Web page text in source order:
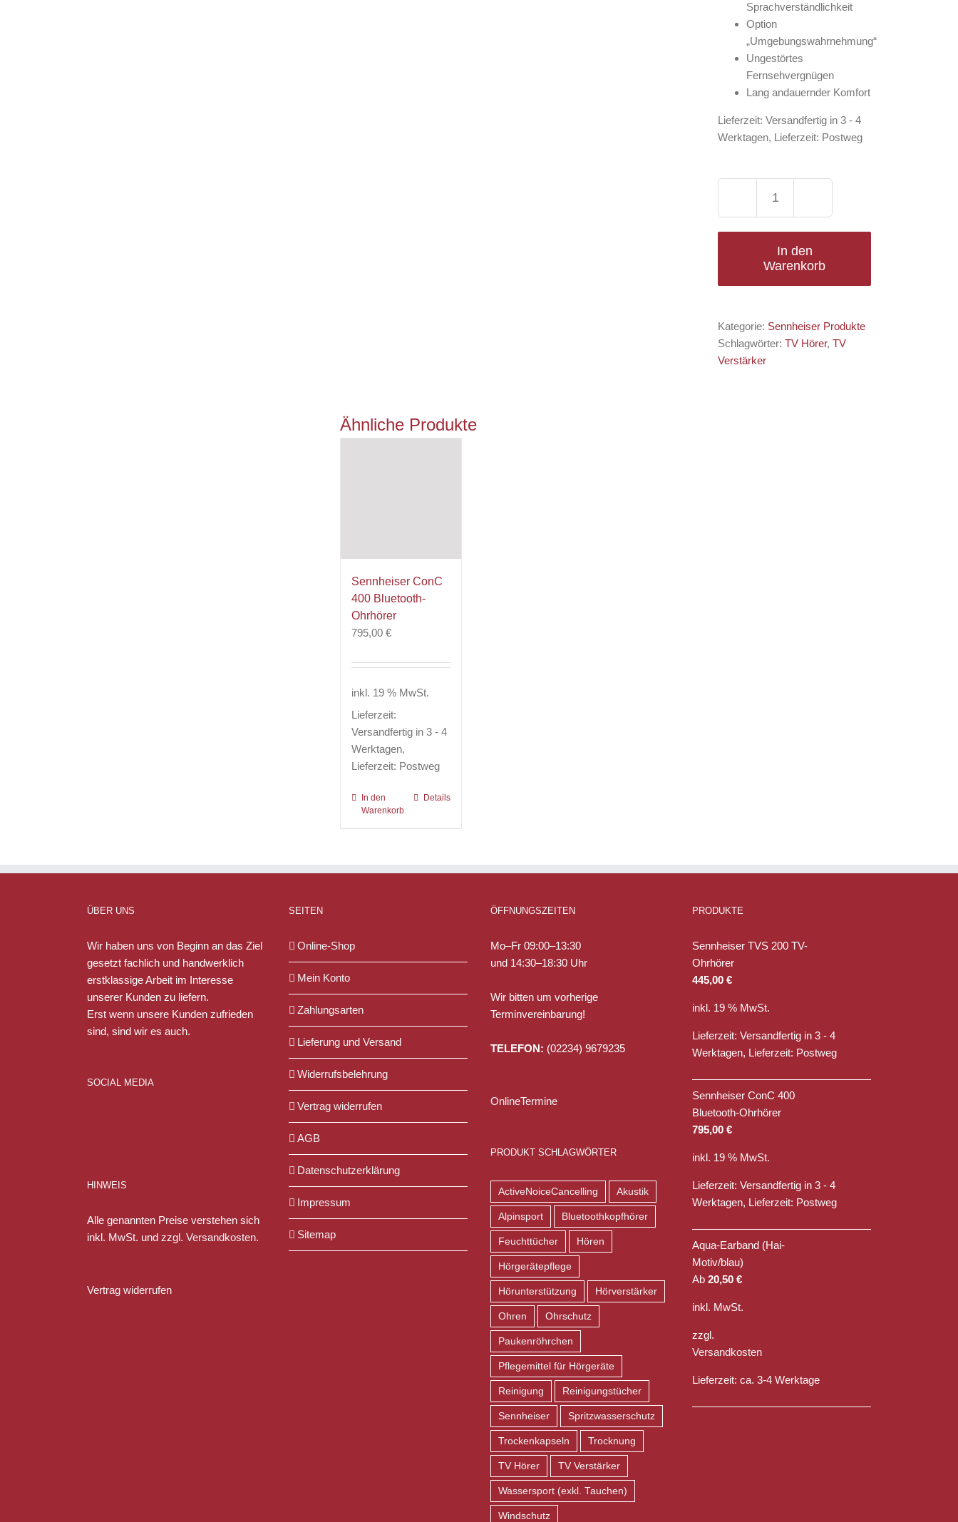
Sprachverständlichkeit
Option
„Umgebungswahrnehmung“
Ungestörtes
Fernsehvergnügen
Lang andauernder Komfort
Lieferzeit: Versandfertig in 3 - 4
Werktagen, Lieferzeit: Postweg
Sennheiser
TV-
Ohrhörer
In den
Warenkorb
Kategorie: Sennheiser Produkte
Schlagwörter: TV Hörer, TV
Verstärker
Ähnliche Produkte
Sennheiser ConC
400 Bluetooth-
Ohrhörer
795,00 €
inkl. 19 % MwSt.
Lieferzeit:
Versandfertig in 3 - 4
Werktagen,
Lieferzeit: Postweg
In den
Warenkorb
Details
ÜBER UNS
Wir haben uns von Beginn an das Ziel
gesetzt fachlich und handwerklich
erstklassige Arbeit im Interesse
unserer Kunden zu liefern.
Erst wenn unsere Kunden zufrieden
sind, sind wir es auch.
SOCIAL MEDIA
HINWEIS
Alle genannten Preise verstehen sich
inkl. MwSt. und zzgl. Versandkosten.
Vertrag widerrufen
SEITEN
Online-Shop
Mein Konto
Zahlungsarten
Lieferung und Versand
Widerrufsbelehrung
Vertrag widerrufen
AGB
Datenschutzerklärung
Impressum
Sitemap
ÖFFNUNGSZEITEN
Mo–Fr 09:00–13:30
und 14:30–18:30 Uhr
Wir bitten um vorherige
Terminvereinbarung!
TELEFON: (02234) 9679235
OnlineTermine
PRODUKT SCHLAGWÖRTER
ActiveNoiceCancelling Akustik
Alpinsport Bluetoothkopfhörer
Feuchttücher Hören
Hörgerätepflege
Hörunterstützung Hörverstärker
Ohren Ohrschutz
Paukenröhrchen
Pflegemittel für Hörgeräte
Reinigung Reinigungstücher
Sennheiser Spritzwasserschutz
Trockenkapseln Trocknung
TV Hörer TV Verstärker
Wassersport (exkl. Tauchen)
Windschutz
PRODUKTE
Sennheiser TVS 200 TV-
Ohrhörer
445,00 €
inkl. 19 % MwSt.
Lieferzeit: Versandfertig in 3 - 4
Werktagen, Lieferzeit: Postweg
Sennheiser ConC 400
Bluetooth-Ohrhörer
795,00 €
inkl. 19 % MwSt.
Lieferzeit: Versandfertig in 3 - 4
Werktagen, Lieferzeit: Postweg
Aqua-Earband (Hai-
Motiv/blau)
Ab 20,50 €
inkl. MwSt.
zzgl.
Versandkosten
Lieferzeit: ca. 3-4 Werktage